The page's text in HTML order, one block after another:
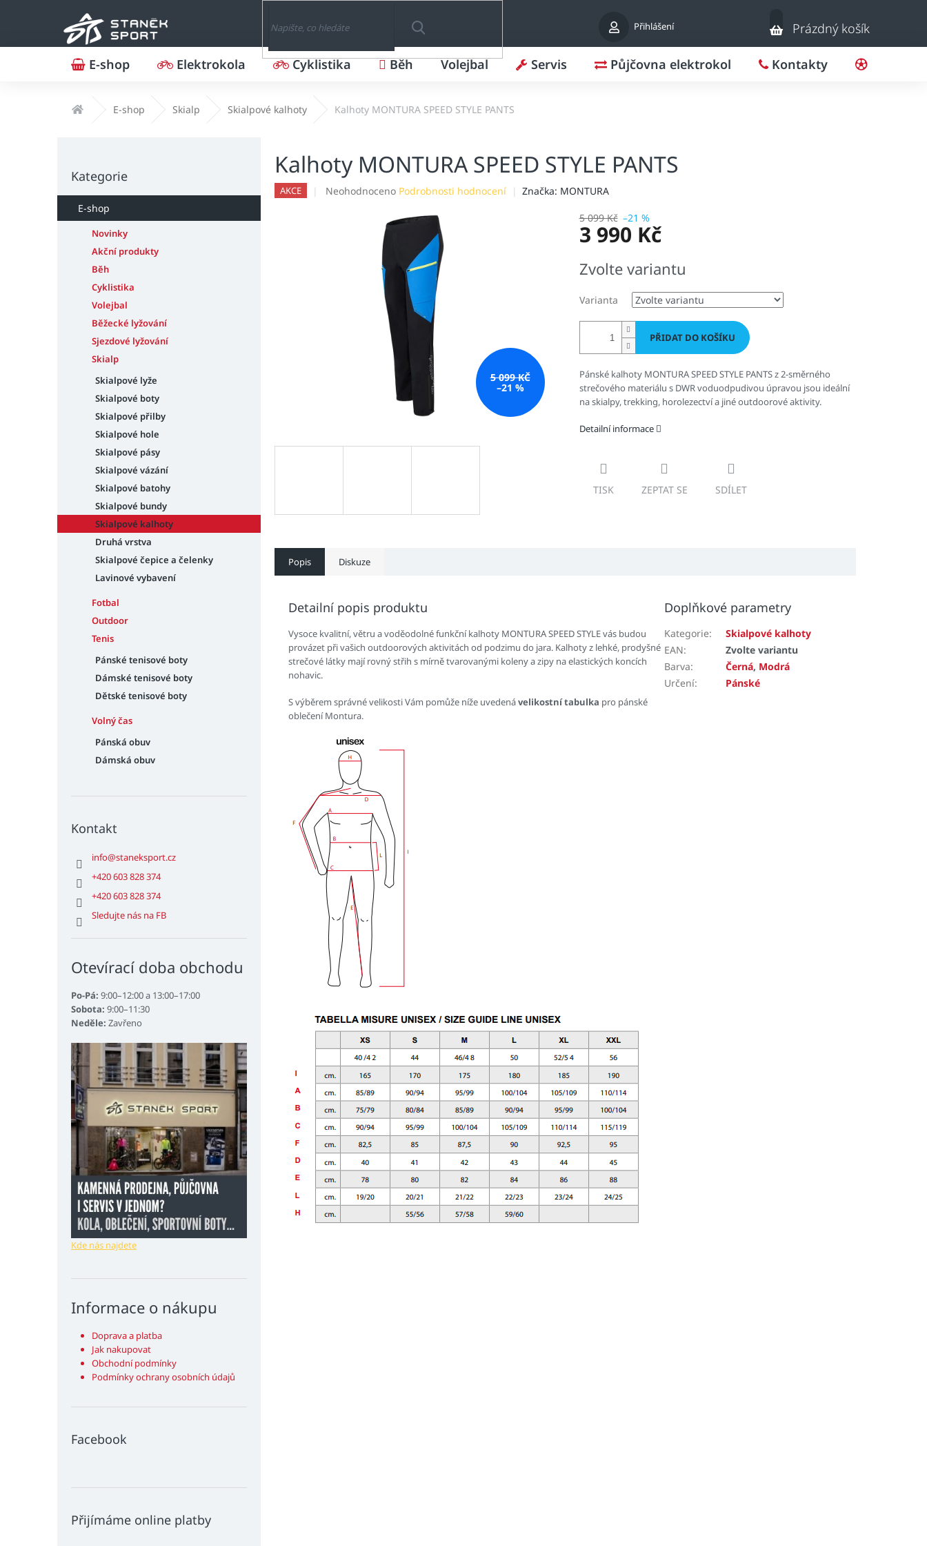
Přihlášení
HLEDAT
Nákupní
košík
Prázdný košík
E-shop Elektrokola Cyklistika Běh Volejbal Servis Půjčovna elektrokol Kontakty
Domů E-shop Skialp Skialpové kalhoty Kalhoty MONTURA SPEED STYLE PANTS
a
kategorie
Kategorie
E-shop
Novinky
Akční produkty
Běh
Cyklistika
Volejbal
Běžecké lyžování
Sjezdové lyžování
Skialp
Skialpové lyže
Skialpové boty
Skialpové přilby
Skialpové hole
Skialpové pásy
Skialpové vázání
Skialpové batohy
Skialpové bundy
Skialpové kalhoty
Druhá vrstva
Skialpové čepice a čelenky
Lavinové vybavení
Fotbal
Outdoor
Tenis
Pánské tenisové boty
Dámské tenisové boty
Dětské tenisové boty
Volný čas
Pánská obuv
Dámská obuv
Kontakt
info@staneksport.cz
+420 603 828 374
+420 603 828 374
Sledujte nás na FB
Otevírací doba obchodu
Po-Pá: 9:00–12:00 a 13:00–17:00
Sobota: 9:00–11:30
Neděle: Zavřeno
Kde nás najdete
Informace o nákupu
Doprava a platba
Jak nakupovat
Obchodní podmínky
Podmínky ochrany osobních údajů
Facebook
Přijímáme online platby
Kalhoty MONTURA SPEED STYLE PANTS
AKCE
Průměrné
Neohodnoceno Podrobnosti hodnocení Značka: MONTURA
5 099 KČ
–21 %
5 099 Kč –21 %
3 990 Kč
cena:
Zvolte variantu
Varianta
PŘIDAT DO KOŠÍKU
Pánské kalhoty MONTURA SPEED STYLE PANTS z 2-směrného
strečového materiálu s DWR voduodpudivou úpravou jsou ideální
na skialpy, trekking, horolezectví a jiné outdoorové aktivity.
Detailní informace
TISK ZEPTAT SE SDÍLET
Popis Diskuze
Detailní popis produktu
Vysoce kvalitní, větru a voděodolné funkční kalhoty MONTURA SPEED STYLE vás budou
provázet při vašich outdoorových aktivitách od podzimu do jara. Kalhoty z lehké, prodyšné
strečové látky mají rovný střih s mírně tvarovanými koleny a zipy na elastických koncích
nohavic.
S výběrem správné velikosti Vám pomůže níže uvedenávelikostní tabulka pro pánské
oblečení Montura.
Doplňkové parametry
Kategorie:
Skialpové kalhoty
EAN:
Zvolte variantu
Barva: Černá, Modrá
Určení: Pánské